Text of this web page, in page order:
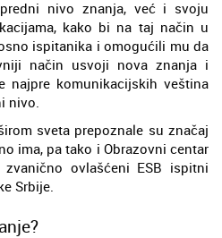
nivo znanja, već i svoju
kako bi na taj način u
ispitanika i omogućili mu da
način usvoji nova znanja i
najpre komunikacijskih veština
nivo.
sveta prepoznale su značaj
ima, pa tako i Obrazovni centar
ovlašćeni ESB ispitni
Srbije.